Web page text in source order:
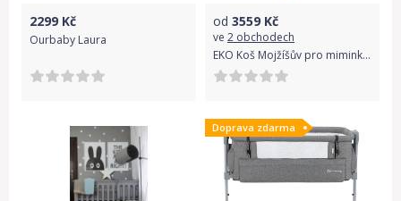
2299 Kč
Ourbaby Laura
od 3559 Kč
ve 2 obchodech
EKO Koš Mojžíšův pro miminko Natural se stojanem matrace + příslušenství Roe-Deer
Doprava zdarma